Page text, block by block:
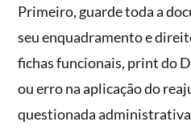
Primeiro, guarde toda a
seu enquadramento e
fichas funcionais, print do
ou erro na aplicação do
questionada